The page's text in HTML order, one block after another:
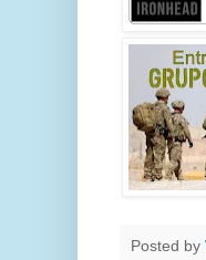
Posted by